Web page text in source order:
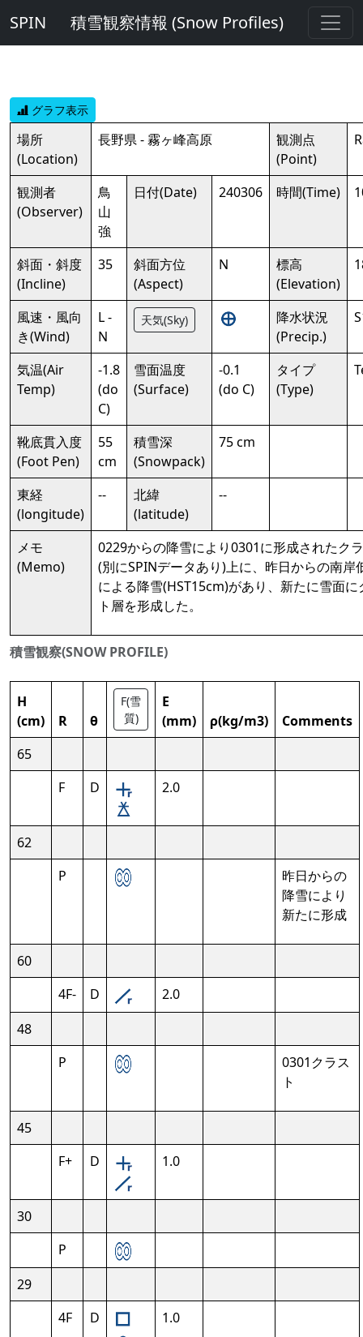
SPIN 積雪観察情報 (Snow Profiles)
グラフ表示
積雪観察(SNOW PROFILE)
場所
(Location)
長野県 - 霧ヶ峰高原
観測点
(Point)
観測者
(Observer)
鳥
山
強
日付(Date) 240306 時間(Time)
斜面・斜度
(Incline)
35
斜面方位
(Aspect)
N
標高
(Elevation)
風速・風向
き(Wind)
L -
N
天気(Sky)
降水状況
(Precip.)
気温(Air
Temp)
-1.8
(do
C)
雪面温度
(Surface)
-0.1
(do C)
タイプ
(Type)
靴底貫入度
(Foot Pen)
55
cm
積雪深
(Snowpack)
75 cm
東経
(longitude)
--
北緯
(latitude)
--
メモ
(Memo)
0229からの降雪により0301に形成されたク
(別にSPINデータあり)上に、昨日からの南岸
による降雪(HST15cm)があり、新たに雪面に
ト層を形成した。
H
(cm)
R θ
F(雪
質)
E
(mm)
ρ(kg/m3)
Comments
65
F
D 2.0
62
P
昨日からの
降雪により
新たに形成
60
4F-
D
2.0
48
P
0301クラス
ト
45
F+
D 1.0
30
P
29
4F
D 1.0